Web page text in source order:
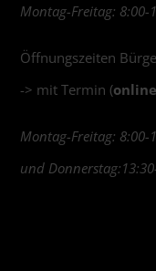
Montag-Freitag: 8:00-
Öffnungszeiten
-> mit Termin (online
Montag-Freitag: 8:00-
und